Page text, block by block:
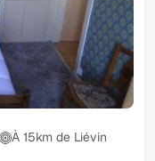
À 15km de Liévin